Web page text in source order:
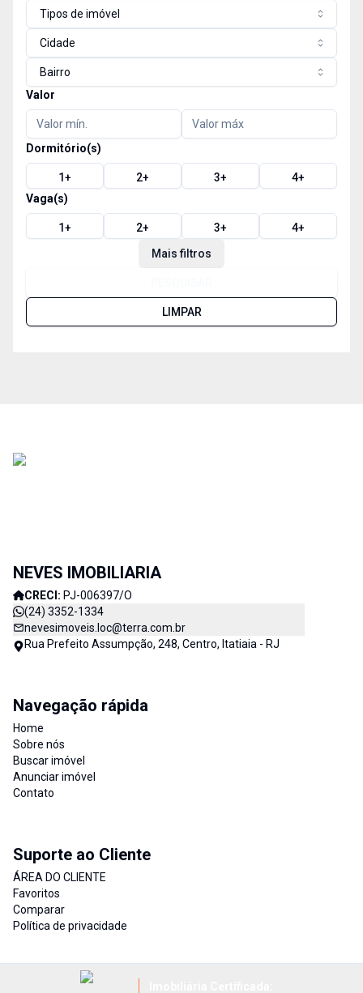
Tipos de imóvel
Cidade
Bairro
Valor
Dormitório(s)
1+ 2+ 3+ 4+
Vaga(s)
1+ 2+ 3+ 4+
Mais filtros
LIMPAR
NEVES IMOBILIARIA
CRECI: PJ-006397/O
(24) 3352-1334
nevesimoveis.loc@terra.com.br
Rua Prefeito Assumpção, 248, Centro, Itatiaia - RJ
Navegação rápida
Home
Sobre nós
Buscar imóvel
Anunciar imóvel
Contato
Suporte ao Cliente
ÁREA DO CLIENTE
Favoritos
Comparar
Política de privacidade